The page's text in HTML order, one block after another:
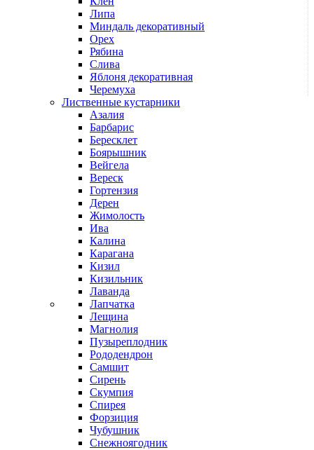
Липа
Миндаль декоративный
Орех
Рябина
Слива
Яблоня декоративная
Черемуха
Лиственные кустарники
Азалия
Барбарис
Бересклет
Боярышник
Вейгела
Вереск
Гортензия
Дерен
Жимолость
Ива
Калина
Карагана
Кизил
Кизильник
Лаванда
Лапчатка
Лещина
Магнолия
Пузыреплодник
Рододендрон
Самшит
Сирень
Скумпия
Спирея
Форзиция
Чубушник
Снежноягодник